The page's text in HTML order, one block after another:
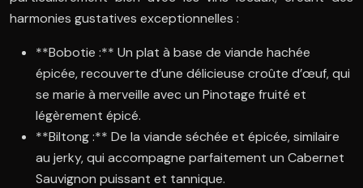
harmonies gustatives exceptionnelles :
**Bobotie :** Un plat à base de viande hachée
épicée, recouverte d’une délicieuse croûte d’œuf, qui
se marie à merveille avec un Pinotage fruité et
légèrement épicé.
**Biltong :** De la viande séchée et épicée, similaire
au jerky, qui accompagne parfaitement un Cabernet
Sauvignon puissant et tannique.